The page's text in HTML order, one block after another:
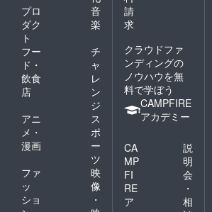
プロ
ダク
ト
音
楽
フー
ド・
飲食
店
チ
ャ
レ
ン
ジ
アニ
メ・
漫画
ス
ポ
ー
ツ
ファ
ッ
ショ
映
像
・
請
求
クラウドファ
ンディングの
ノウハウを無
料で学ぼう
CAMPFIRE
アカデミー
CA
MP
FI
RE
ア
説
明
会
・
相